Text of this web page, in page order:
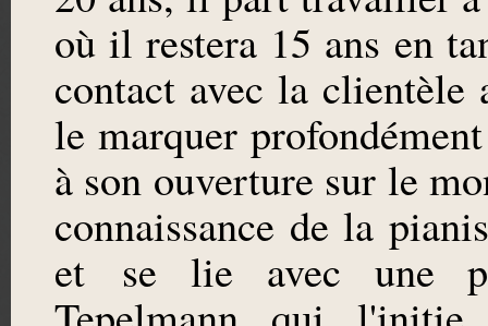
où il restera 15 ans en
contact avec la
le marquer
à son ouverture sur le
connaissance de la
et se lie avec une